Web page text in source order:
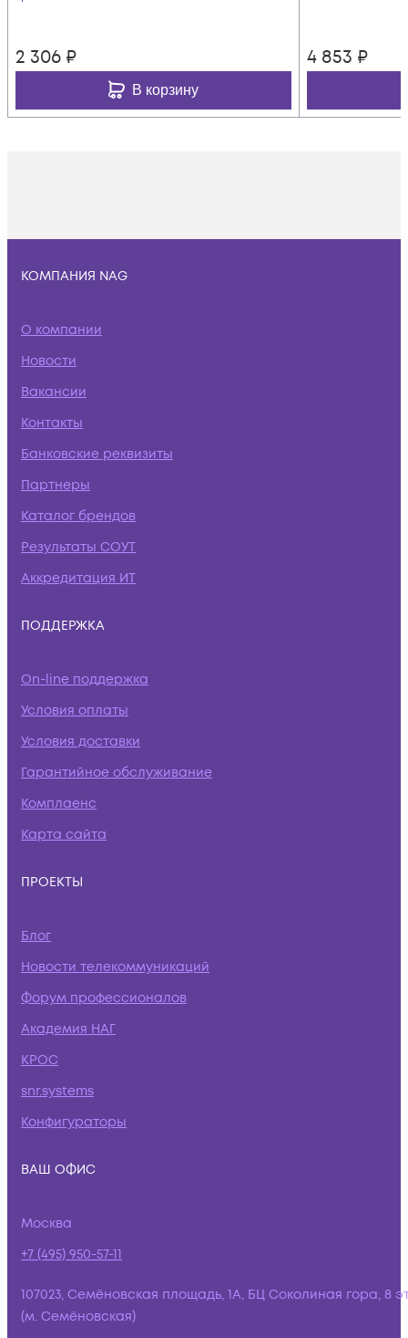
2 306 ₽
В корзину
4 853 ₽
КОМПАНИЯ NAG
О компании
Новости
Вакансии
Контакты
Банковские реквизиты
Партнеры
Каталог брендов
Результаты СОУТ
Аккредитация ИТ
ПОДДЕРЖКА
On-line поддержка
Условия оплаты
Условия доставки
Гарантийное обслуживание
Комплаенс
Карта сайта
ПРОЕКТЫ
Блог
Новости телекоммуникаций
Форум профессионалов
Академия НАГ
КРОС
snr.systems
Конфигураторы
ВАШ ОФИС
Москва
+7 (495) 950-57-11
107023, Семёновская площадь, 1А, БЦ Соколиная гора, 8
(м. Семёновская)